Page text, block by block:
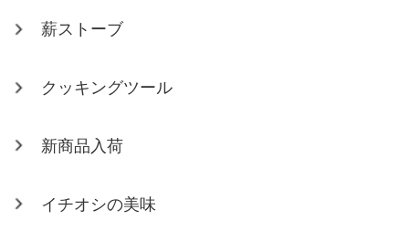
薪ストーブ
クッキングツール
新商品入荷
イチオシの美味